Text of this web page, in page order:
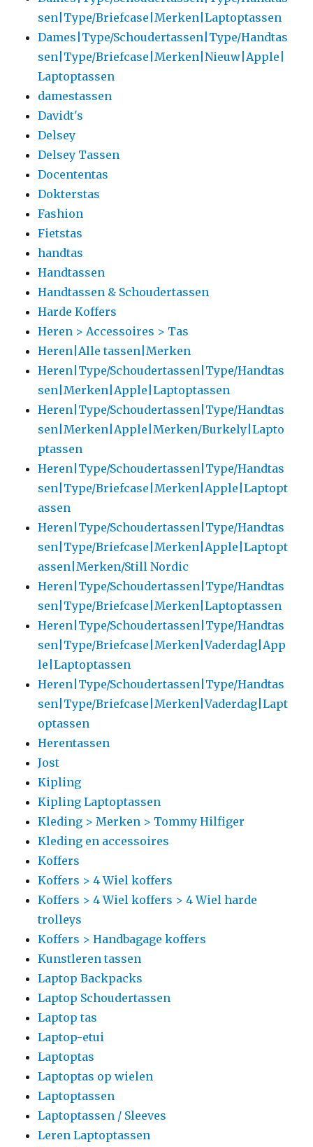
sen|Type/Briefcase|Merken|Laptoptassen
Dames|Type/Schoudertassen|Type/Handtas
sen|Type/Briefcase|Merken|Nieuw|Apple|
Laptoptassen
damestassen
Davidt's
Delsey
Delsey Tassen
Docententas
Dokterstas
Fashion
Fietstas
handtas
Handtassen
Handtassen & Schoudertassen
Harde Koffers
Heren > Accessoires > Tas
Heren|Alle tassen|Merken
Heren|Type/Schoudertassen|Type/Handtas
sen|Merken|Apple|Laptoptassen
Heren|Type/Schoudertassen|Type/Handtas
sen|Merken|Apple|Merken/Burkely|Lapto
ptassen
Heren|Type/Schoudertassen|Type/Handtas
sen|Type/Briefcase|Merken|Apple|Laptopt
assen
Heren|Type/Schoudertassen|Type/Handtas
sen|Type/Briefcase|Merken|Apple|Laptopt
assen|Merken/Still Nordic
Heren|Type/Schoudertassen|Type/Handtas
sen|Type/Briefcase|Merken|Laptoptassen
Heren|Type/Schoudertassen|Type/Handtas
sen|Type/Briefcase|Merken|Vaderdag|App
le|Laptoptassen
Heren|Type/Schoudertassen|Type/Handtas
sen|Type/Briefcase|Merken|Vaderdag|Lapt
optassen
Herentassen
Jost
Kipling
Kipling Laptoptassen
Kleding > Merken > Tommy Hilfiger
Kleding en accessoires
Koffers
Koffers > 4 Wiel koffers
Koffers > 4 Wiel koffers > 4 Wiel harde
trolleys
Koffers > Handbagage koffers
Kunstleren tassen
Laptop Backpacks
Laptop Schoudertassen
Laptop tas
Laptop-etui
Laptoptas
Laptoptas op wielen
Laptoptassen
Laptoptassen / Sleeves
Leren Laptoptassen